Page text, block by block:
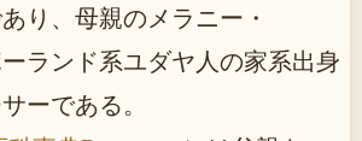
り、母親のメラニー・
ランド系ユダヤ人の家系出身
ーである。